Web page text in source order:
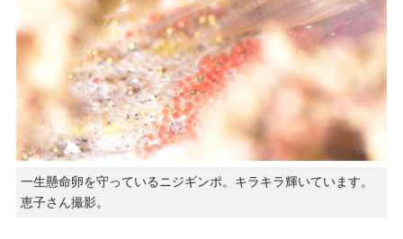
一生懸命卵を守っているニジギンポ。キラキラ輝いています。
恵子さん撮影。